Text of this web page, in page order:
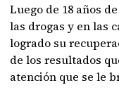
Luego de 18 años
las drogas y en las
logrado su
de los resultados
atención que se le